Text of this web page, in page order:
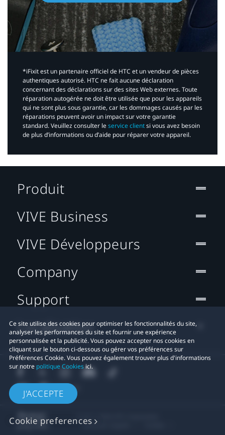
*iFixit est un partenaire officiel de HTC et un vendeur de pièces
authentiques autorisé. HTC ne fait aucune déclaration
concernant des déclarations sur des sites Web externes. Toute
réparation autogérée ne doit être utilisée que pour les appareils
qui ne sont plus sous garantie, car les dommages causés par les
réparations peuvent avoir un impact sur votre garantie
standard. Veuillez consulter leservice clientsi vous avez besoin
de plus d’informations ou d’aide pour réparer votre appareil.​
Ce site utilise des cookies pour optimiser les fonctionnalités du site,
analyser les performances du site et fournir une expérience
personnalisée et la publicité. Vous pouvez accepter nos cookies en
cliquant sur le bouton ci-dessous ou gérer vos préférences sur
Préférences Cookie. Vous pouvez également trouver plus d'informations
sur notre politique Cookiesici.
J'ACCEPTE
Cookie preferences
Produit
VIVE Business
VIVE Développeurs
Company
Support
Localisation
Mentions Légales